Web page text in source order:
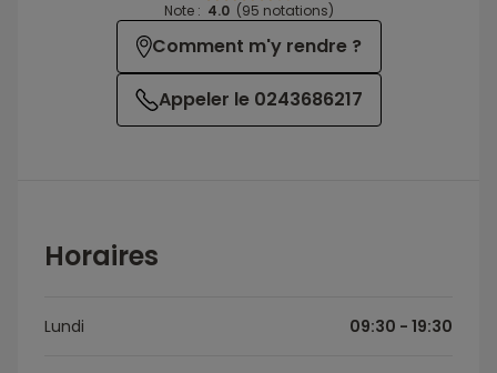
Note : 4.0(95 notations)
Comment m'y rendre ?
Appeler le 0243686217
Horaires
Lundi 09:30 - 19:30